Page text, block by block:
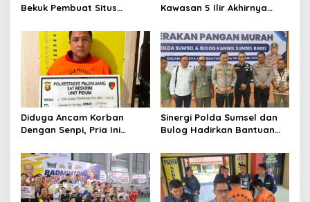
Bekuk Pembuat Situs
Bhayangkara Run 2026
Kawasan 5 Ilir Akhirnya
Diduga Ancam Korban
Dengan Senpi, Pria Ini
Satreskrim Polrestabes
Palembang
Sinergi Polda Sumsel dan
Bulog Hadirkan Bantuan
Warga di Hari
Bhayangkara ke-80